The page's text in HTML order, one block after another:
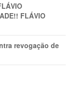
FLÁVIO
revogação de